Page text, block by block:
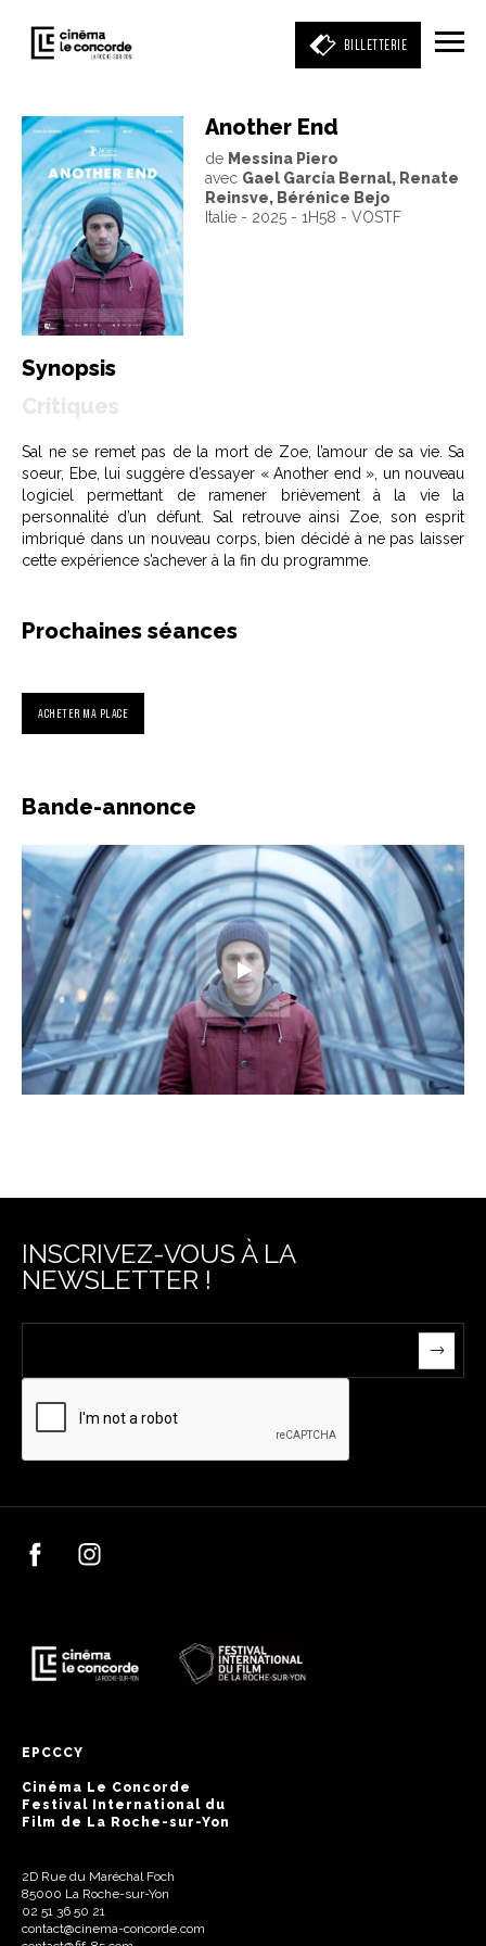
BILLETTERIE
Entrez votre mot clé
(film, réalisateur, acteur, événement)
Another End
de Messina Piero
avec Gael García Bernal, Renate
Reinsve, Bérénice Bejo
Italie - 2025 - 1H58 - VOSTF
Synopsis
Sal ne se remet pas de la mort de Zoe, l’amour de sa vie. Sa
soeur, Ebe, lui suggère d’essayer « Another end », un nouveau
logiciel permettant de ramener brièvement à la vie la
personnalité d’un défunt. Sal retrouve ainsi Zoe, son esprit
imbriqué dans un nouveau corps, bien décidé à ne pas laisser
cette expérience s’achever à la fin du programme.
Prochaines séances
ACHETER MA PLACE
Bande-annonce
INSCRIVEZ-VOUS À LA
NEWSLETTER !
EPCCCY
Cinéma Le Concorde
Festival International du
Film de La Roche-sur-Yon
2D Rue du Maréchal Foch
85000 La Roche-sur-Yon
02 51 36 50 21
contact@cinema-concorde.com